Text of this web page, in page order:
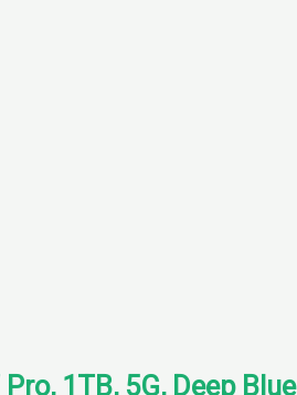
1TB, 5G, Deep Blue